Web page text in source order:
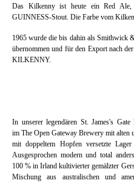
Das Kilkenny ist heute ein Red
GUINNESS-Stout. Die Farbe vom
1965 wurde die bis dahin als Smithwick
übernommen und für den Export nach
KILKENNY.
In unserer legendären St. James's
im The Open Gateway Brewery mit alten
mit doppeltem Hopfen versetzte
Ausgesprochen modern und total
100 % in Irland kultivierter gemälzter
Mischung aus australischen und